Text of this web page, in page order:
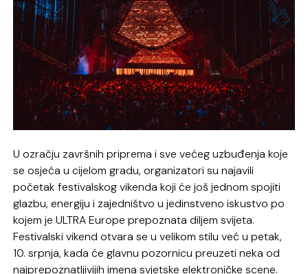
U ozračju završnih priprema i sve većeg uzbuđenja koje
se osjeća u cijelom gradu, organizatori su najavili
početak festivalskog vikenda koji će još jednom spojiti
glazbu, energiju i zajedništvo u jedinstveno iskustvo po
kojem je ULTRA Europe prepoznata diljem svijeta.
Festivalski vikend otvara se u velikom stilu već u petak,
10. srpnja, kada će glavnu pozornicu preuzeti neka od
najprepoznatljivijih imena svjetske elektroničke scene.